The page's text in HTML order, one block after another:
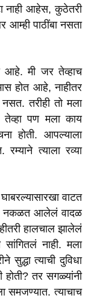
नाही आहेस, कुठेतरी
आम्ही पाठींबा नसता
आहे. मी जर तेव्हाच
होत आहे, नाहीतर
तरीही तो मला
पण मला काय
होती. आपल्याला
त्याला रव्या
वाटत
नकळत आलेलं वादळ
हालचाल झालेलं
नाही. मला
सुद्धा त्याची दुविधा
तर सगळ्यांनी
समजण्यात. त्याचाच